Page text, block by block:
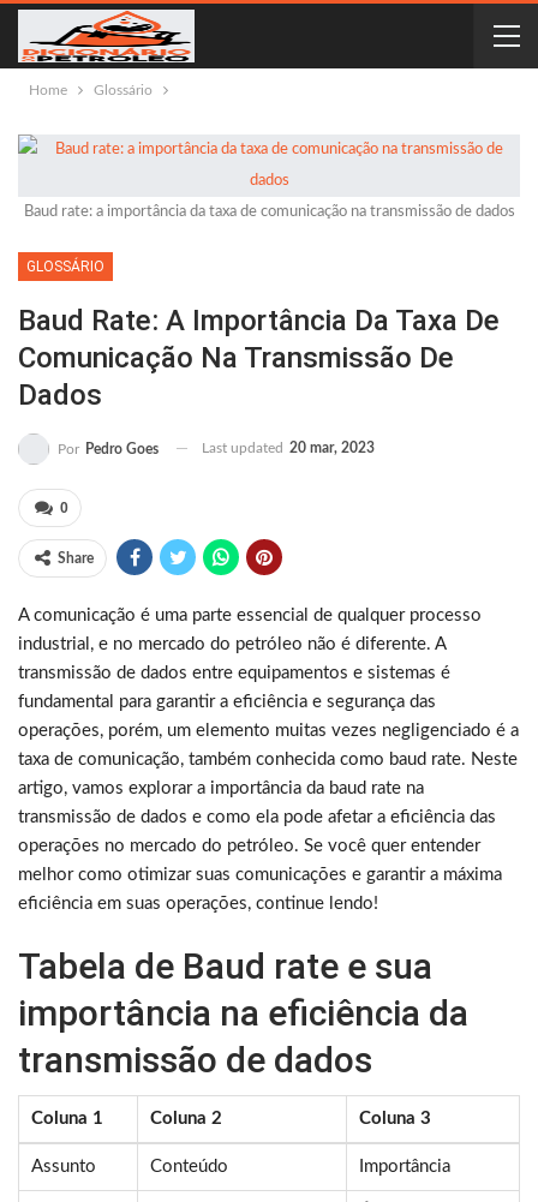
Home Glossário
Baud rate: a importância da taxa de comunicação na transmissão de dados
GLOSSÁRIO
Baud Rate: A Importância Da Taxa De
Comunicação Na Transmissão De
Dados
Por Pedro Goes Last updated 20 mar, 2023
0
Share
A comunicação é uma parte essencial de qualquer processo
industrial, e no mercado do petróleo não é diferente. A
transmissão de dados entre equipamentos e sistemas é
fundamental para garantir a eficiência e segurança das
operações, porém, um elemento muitas vezes negligenciado é a
taxa de comunicação, também conhecida como baud rate. Neste
artigo, vamos explorar a importância da baud rate na
transmissão de dados e como ela pode afetar a eficiência das
operações no mercado do petróleo. Se você quer entender
melhor como otimizar suas comunicações e garantir a máxima
eficiência em suas operações, continue lendo!
Tabela de Baud rate e sua
importância na eficiência da
transmissão de dados
Coluna 1 Coluna 2 Coluna 3
Assunto Conteúdo Importância